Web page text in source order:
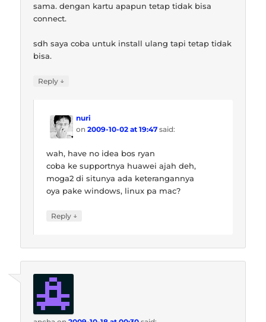
sama. dengan kartu apapun tetap tidak bisa
connect.
sdh saya coba untuk install ulang tapi tetap tidak
bisa.
Reply ↓
nuri
on2009-10-02 at 19:47 said:
wah, have no idea bos ryan
coba ke supportnya huawei ajah deh,
moga2 di situnya ada keterangannya
oya pake windows, linux pa mac?
Reply ↓